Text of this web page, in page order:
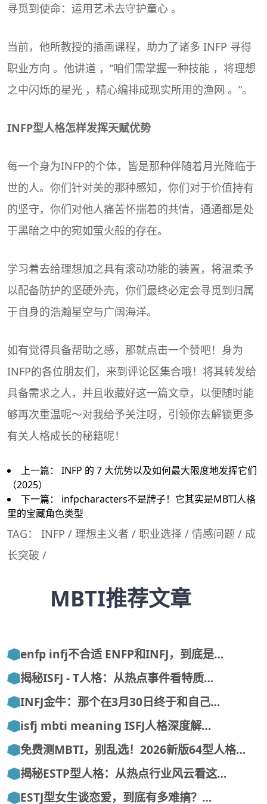
寻觅到使命：运用艺术去守护童心 。
当前，他所教授的插画课程，助力了诸多 INFP 寻得
职业方向 。他讲道 ，“咱们需掌握一种技能 ，将理想
之中闪烁的星光 ，精心编排成现实所用的渔网 。”。
INFP型人格怎样发挥天赋优势
每一个身为INFP的个体，皆是那种伴随着月光降临于
世的人。你们针对美的那种感知，你们对于价值持有
的坚守，你们对他人痛苦怀揣着的共情，通通都是处
于黑暗之中的宛如萤火般的存在。
学习着去给理想加之具有滚动功能的装置，将温柔予
以配备防护的坚硬外壳，你们最终必定会寻觅到归属
于自身的浩瀚星空与广阔海洋。
如有觉得具备帮助之感，那就点击一个赞吧！身为
INFP的各位朋友们，来到评论区集合哦！将其转发给
具备需求之人，并且收藏好这一篇文章，以便随时能
够再次重温呢～对我给予关注呀，引领你去解锁更多
有关人格成长的秘籍呢！
上一篇： INFP 的 7 大优势以及如何最大限度地发挥它们
（2025）
下一篇： infpcharacters不是牌子！它其实是MBTI人格
里的宝藏角色类型
TAG： INFP / 理想主义者 / 职业选择 / 情感问题 / 成
长突破 /
MBTI推荐文章
enfp infj不合适 ENFP和INFJ，到底是…
揭秘ISFJ - T人格：从热点事件看特质…
INFJ金牛：那个在3月30日终于和自己…
isfj mbti meaning ISFJ人格深度解…
免费测MBTI，别乱选！2026新版64型人格…
揭秘ESTP型人格：从热点行业风云看这…
ESTJ型女生谈恋爱，到底有多难搞？…